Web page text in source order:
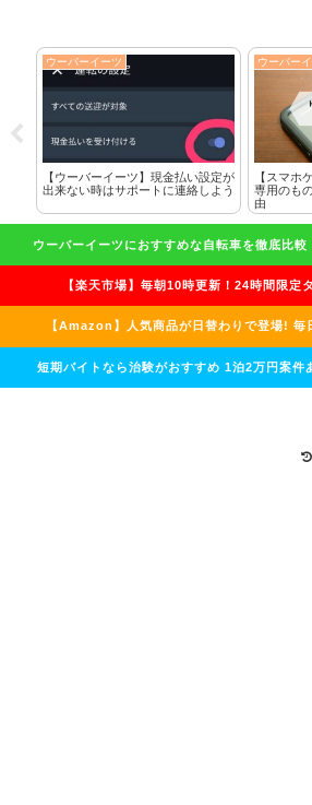
ウーバーイーツ
【ウーバーイーツ】現金払い設定が
出来ない時はサポートに連絡しよう
ウーバー
【スマホ
専用のも
由
ウーバーイーツにおすすめな自転車を徹底比較
【楽天市場】毎朝10時更新！24時間限定
【Amazon】人気商品が日替わりで登場! 毎
短期バイトなら治験がおすすめ 1泊2万円案